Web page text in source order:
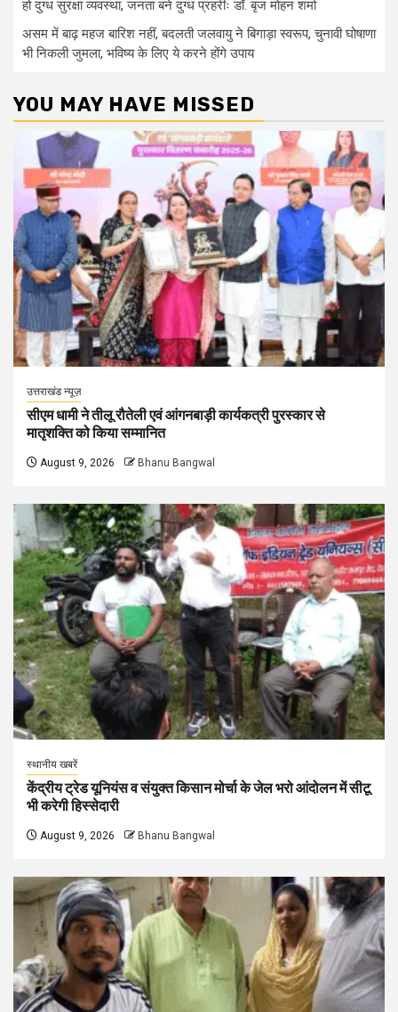
हो दुग्ध सुरक्षा व्यवस्था, जनता बने दुग्ध प्रहरीः डॉ. बृज मोहन शर्मा
असम में बाढ़ महज बारिश नहीं, बदलती जलवायु ने बिगाड़ा स्वरूप, चुनावी घोषाणा
भी निकली जुमला, भविष्य के लिए ये करने होंगे उपाय
YOU MAY HAVE MISSED
उत्तराखंड न्यूज़
सीएम धामी ने तीलू रौतेली एवं आंगनबाड़ी कार्यकत्री पुरस्कार से
मातृशक्ति को किया सम्मानित
August 9, 2026 Bhanu Bangwal
स्थानीय खबरें
केंद्रीय ट्रेड यूनियंस व संयुक्त किसान मोर्चा के जेल भरो आंदोलन में सीटू
भी करेगी हिस्सेदारी
August 9, 2026 Bhanu Bangwal